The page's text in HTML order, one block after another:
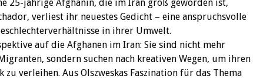
25-jährige Afghanin, die im Iran groß geworden ist,
verliest ihr neuestes Gedicht – eine anspruchsvolle
in ihrer Umwelt.
auf die Afghanen im Iran: Sie sind nicht mehr
sondern suchen nach kreativen Wegen, um ihren
verleihen. Aus Olszweskas Faszination für das Thema